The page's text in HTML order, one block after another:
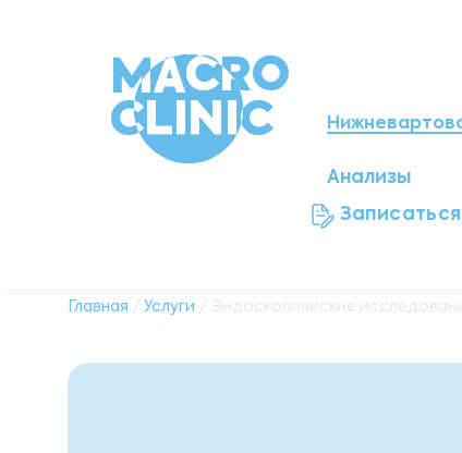
Мегион
Анализы
Главная / Услуги / Эндоскопические